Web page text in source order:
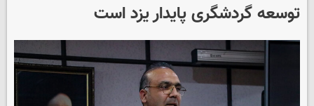
توسعه گردشگری پایدار یزد است